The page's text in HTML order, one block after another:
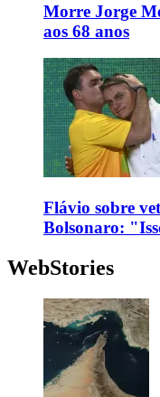
Morre Jorge
aos 68 anos
Flávio sobre
Bolsonaro:
WebStories